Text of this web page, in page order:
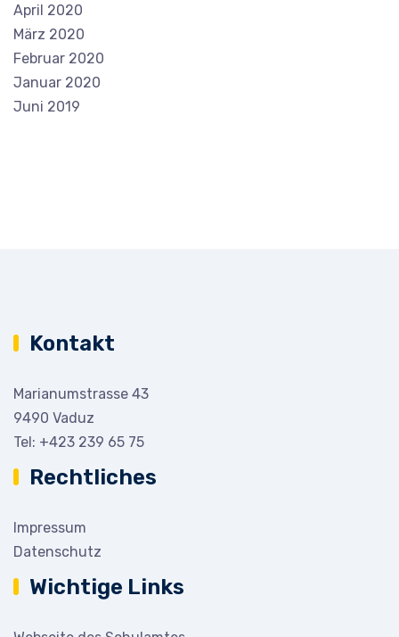
April 2020
März 2020
Februar 2020
Januar 2020
Juni 2019
Kontakt
Marianumstrasse 43
9490 Vaduz
Tel: +423 239 65 75
Rechtliches
Impressum
Datenschutz
Wichtige Links